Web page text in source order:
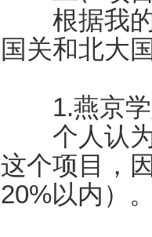
根据我的
国关和北大
1.燕京学
个人认为
这个项目，
20%以内）